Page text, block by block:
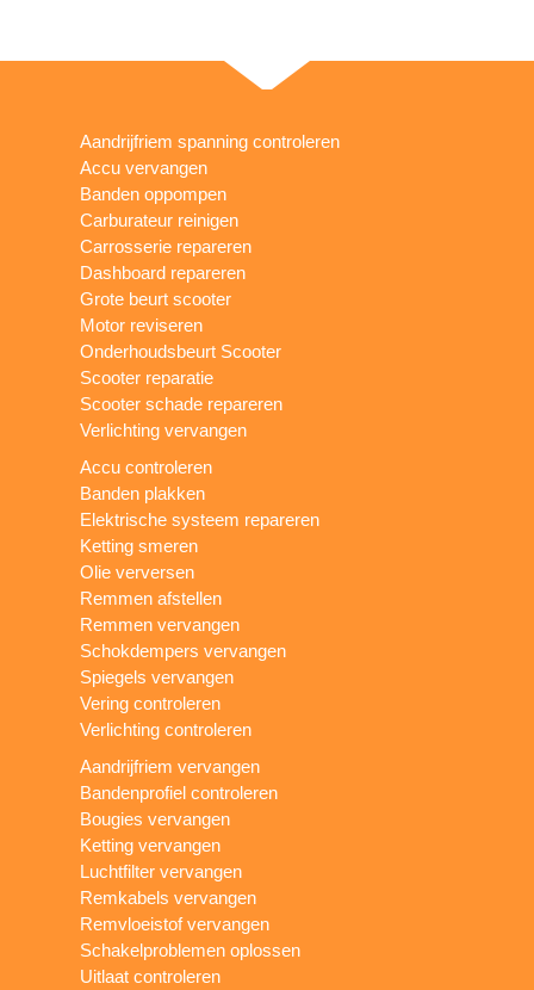
Aandrijfriem spanning controleren
Accu vervangen
Banden oppompen
Carburateur reinigen
Carrosserie repareren
Dashboard repareren
Grote beurt scooter
Motor reviseren
Onderhoudsbeurt Scooter
Scooter reparatie
Scooter schade repareren
Verlichting vervangen
Accu controleren
Banden plakken
Elektrische systeem repareren
Ketting smeren
Olie verversen
Remmen afstellen
Remmen vervangen
Schokdempers vervangen
Spiegels vervangen
Vering controleren
Verlichting controleren
Aandrijfriem vervangen
Bandenprofiel controleren
Bougies vervangen
Ketting vervangen
Luchtfilter vervangen
Remkabels vervangen
Remvloeistof vervangen
Schakelproblemen oplossen
Uitlaat controleren